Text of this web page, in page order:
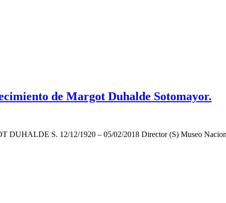
de Margot Duhalde Sotomayor.
S. 12/12/1920 – 05/02/2018 Director (S) Museo